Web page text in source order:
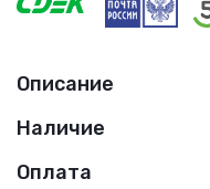
Описание
Наличие
Оплата